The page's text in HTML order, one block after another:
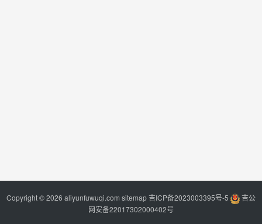
Copyright © 2026 aliyunfuwuqi.com sitemap吉ICP备2023003395号-5
吉公
网安备22017302000402号